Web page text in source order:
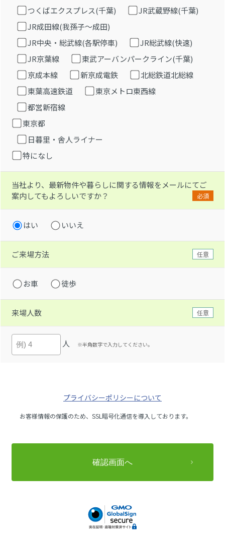
つくばエクスプレス(千葉)
JR武蔵野線(千葉)
JR成田線(我孫子～成田)
JR中央・総武線(各駅停車)
JR総武線(快速)
JR京葉線
東武アーバンパークライン(千葉)
京成本線
新京成電鉄
北総鉄道北総線
東葉高速鉄道
東京メトロ東西線
都営新宿線
東京都
日暮里・舎人ライナー
特になし
当社より、最新物件や暮らしに関する情報をメールにてご
案内してもよろしいですか？
必須
はい いいえ
ご来場方法 任意
お車 徒歩
来場人数 任意
人 ※半角数字で入力してください。
プライバシーポリシーについて
お客様情報の保護のため、SSL暗号化通信を導入しております。